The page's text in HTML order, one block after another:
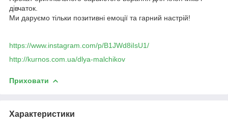
дівчаток.
Ми даруємо тільки позитивні емоції та гарний настрій!
https://www.instagram.com/p/B1JWd8iIsU1/
http://kurnos.com.ua/dlya-malchikov
Приховати
Характеристики